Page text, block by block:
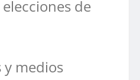
de
y medios